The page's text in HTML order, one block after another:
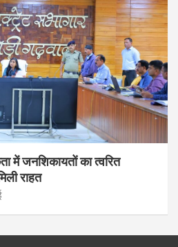
में जनशिकायतों का त्वरित
राहत